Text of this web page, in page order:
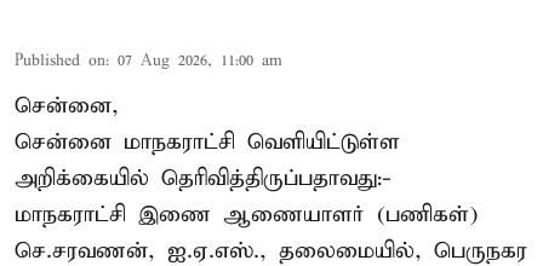
Published on: 07 Aug 2026, 11:00 am
சென்னை,
சென்னை மாநகராட்சி வெளியிட்டுள்ள
அறிக்கையில் தெரிவித்திருப்பதாவது:-
மாநகராட்சி இணை ஆணையாளர் (பணிகள்)
செ.சரவணன், ஐ.ஏ.எஸ்., தலைமையில், பெருநகர